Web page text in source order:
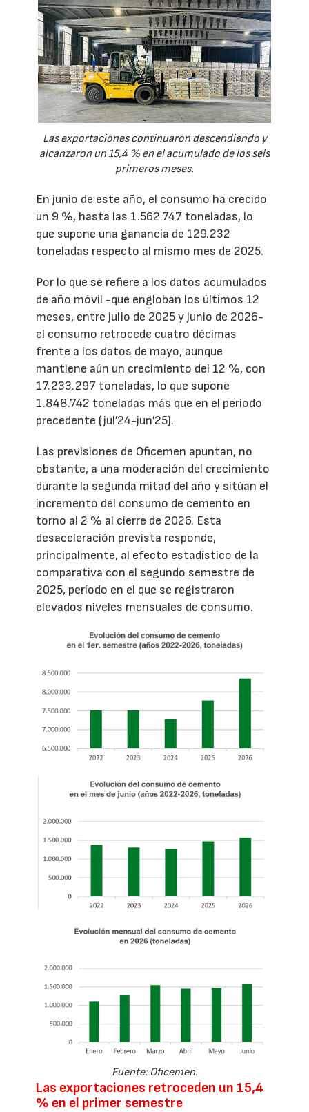
Las exportaciones continuaron descendiendo y
alcanzaron un 15,4 % en el acumulado de los seis
primeros meses.
En junio de este año, el consumo ha crecido
un 9 %, hasta las 1.562.747 toneladas, lo
que supone una ganancia de 129.232
toneladas respecto al mismo mes de 2025.
Por lo que se refiere a los datos acumulados
de año móvil -que engloban los últimos 12
meses, entre julio de 2025 y junio de 2026-
el consumo retrocede cuatro décimas
frente a los datos de mayo, aunque
mantiene aún un crecimiento del 12 %, con
17.233.297 toneladas, lo que supone
1.848.742 toneladas más que en el período
precedente (jul’24-jun’25).
Las previsiones de Oficemen apuntan, no
obstante, a una moderación del crecimiento
durante la segunda mitad del año y sitúan el
incremento del consumo de cemento en
torno al 2 % al cierre de 2026. Esta
desaceleración prevista responde,
principalmente, al efecto estadístico de la
comparativa con el segundo semestre de
2025, período en el que se registraron
elevados niveles mensuales de consumo.
Fuente: Oficemen.
Las exportaciones retroceden un 15,4
% en el primer semestre